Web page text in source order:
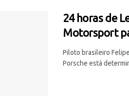
24 horas de
Motorsport
Piloto brasileiro
Porsche está